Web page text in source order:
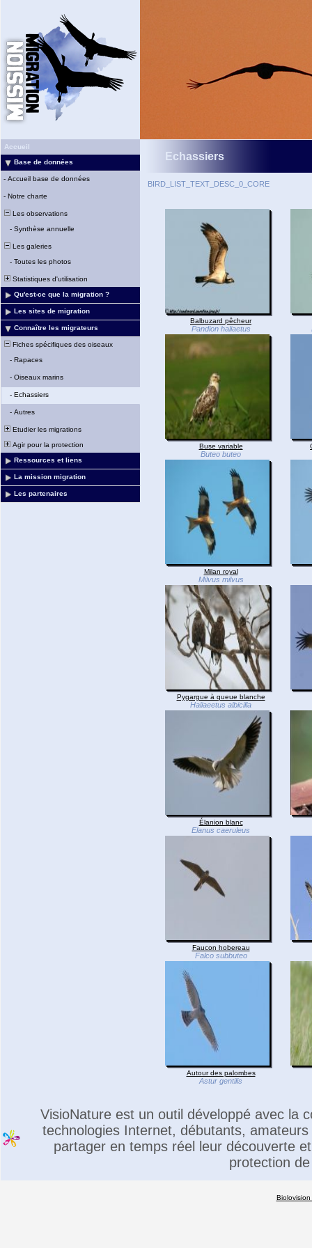
Accueil
Base de données
- Accueil base de données
- Notre charte
Les observations
- Synthèse annuelle
Les galeries
- Toutes les photos
Statistiques d'utilisation
Qu'est-ce que la migration ?
Les sites de migration
Connaître les migrateurs
Fiches spécifiques des oiseaux
- Rapaces
- Oiseaux marins
- Echassiers
- Autres
Etudier les migrations
Agir pour la protection
Ressources et liens
La mission migration
Les partenaires
Echassiers
BIRD_LIST_TEXT_DESC_0_CORE
Balbuzard pêcheur
Pandion haliaetus
Buse variable
Buteo buteo
Milan royal
Milvus milvus
Pygargue à queue blanche
Haliaeetus albicilla
Élanion blanc
Elanus caeruleus
Faucon hobereau
Falco subbuteo
Autour des palombes
Astur gentilis
VisioNature est un outil développé avec la
technologies Internet, débutants,
partager en temps réel leur découverte
protection
Biolovision